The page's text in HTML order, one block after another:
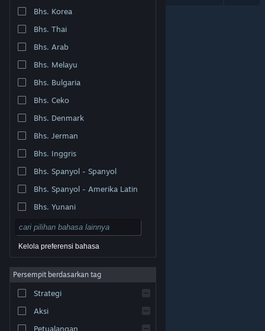
Dapatkan Aplikasi Seluler Steam
Lihat situs web desktop
Undang. Semua merek dagang merupakan hak pemilik
Legal| Aksesibilitas
Pengembalian Dana
Bhs. Korea
Bhs. Thai
Bhs. Arab
Bhs. Melayu
Bhs. Bulgaria
Bhs. Ceko
Bhs. Denmark
Bhs. Jerman
Bhs. Inggris
Bhs. Spanyol - Spanyol
Bhs. Spanyol - Amerika Latin
Bhs. Yunani
Kelola preferensi bahasa
Persempit berdasarkan tag
Strategi
Aksi
Petualangan